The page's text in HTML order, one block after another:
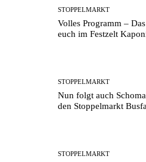
STOPPELMARKT
Volles Programm –
euch im Festzelt
STOPPELMARKT
Nun folgt auch
den Stoppelmarkt
STOPPELMARKT